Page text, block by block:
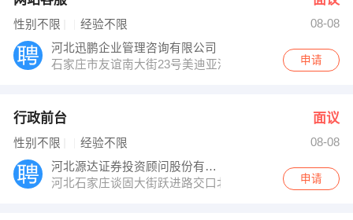
性别不限 经验不限
08-08
河北迅鹏企业管理咨询有限公司
石家庄市友谊南大街23号美迪亚酒店C座1403室申请
行政前台 面议
性别不限 经验不限
08-08
河北源达证券投资顾问股份有限公司
河北石家庄谈固大街跃进路交口北行200米路西源达投顾
申请